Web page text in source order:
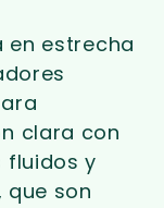
en estrecha
clara con
fluidos y
son